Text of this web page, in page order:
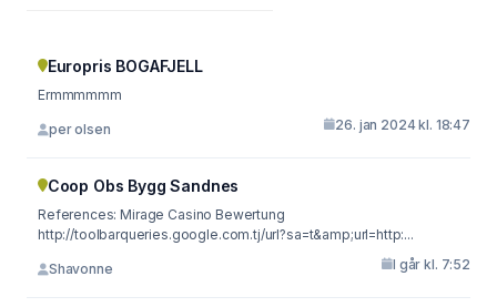
Europris BOGAFJELL
Ermmmmmm
per olsen 26. jan 2024 kl. 18:47
Coop Obs Bygg Sandnes
References: Mirage Casino Bewertung
http://toolbarqueries.google.com.tj/url?sa=t&amp;url=http:...
Shavonne I går kl. 7:52